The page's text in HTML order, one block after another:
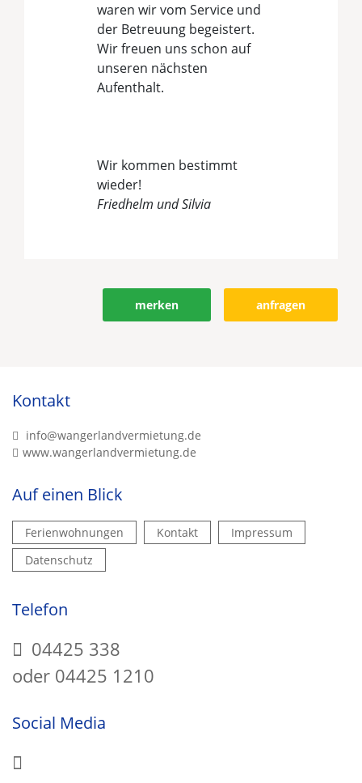
waren wir vom Service und
der Betreuung begeistert.
Wir freuen uns schon auf
unseren nächsten
Aufenthalt.
Wir kommen bestimmt
wieder!
Friedhelm und Silvia
anfragen
merken
Kontakt
info@wangerlandvermietung.de
www.wangerlandvermietung.de
Auf einen Blick
Ferienwohnungen Kontakt
Impressum
Datenschutz
Telefon
04425 338
oder 04425 1210
Social Media